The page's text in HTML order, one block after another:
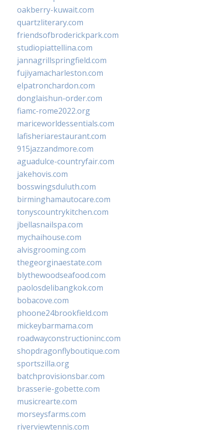
oakberry-kuwait.com
quartzliterary.com
friendsofbroderickpark.com
studiopiattellina.com
jannagrillspringfield.com
fujiyamacharleston.com
elpatronchardon.com
donglaishun-order.com
fiamc-rome2022.org
mariceworldessentials.com
lafisheriarestaurant.com
915jazzandmore.com
aguadulce-countryfair.com
jakehovis.com
bosswingsduluth.com
birminghamautocare.com
tonyscountrykitchen.com
jbellasnailspa.com
mychaihouse.com
alvisgrooming.com
thegeorginaestate.com
blythewoodseafood.com
paolosdelibangkok.com
bobacove.com
phoone24brookfield.com
mickeybarmama.com
roadwayconstructioninc.com
shopdragonflyboutique.com
sportszilla.org
batchprovisionsbar.com
brasserie-gobette.com
musicrearte.com
morseysfarms.com
riverviewtennis.com